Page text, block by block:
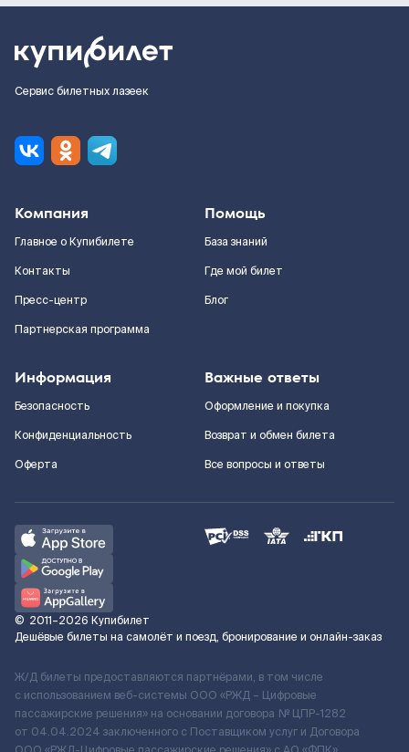
Сервис билетных лазеек
Компания
Главное о Купибилете
Контакты
Пресс-центр
Партнерская программа
Помощь
База знаний
Где мой билет
Блог
Информация
Безопасность
Конфиденциальность
Оферта
Важные ответы
Оформление и покупка
Возврат и обмен билета
Все вопросы и ответы
© 2011–2026 Купибилет
Дешёвые билеты на самолёт и поезд, бронирование и онлайн-заказ
Ж/Д билеты предоставляются партнёрами, в том числе
с использованием веб-системы ООО «РЖД – Цифровые
пассажирские решения» на основании договора № ЦПР-1282
от 04.04.2024 заключенного с Поставщиком услуг и Договора